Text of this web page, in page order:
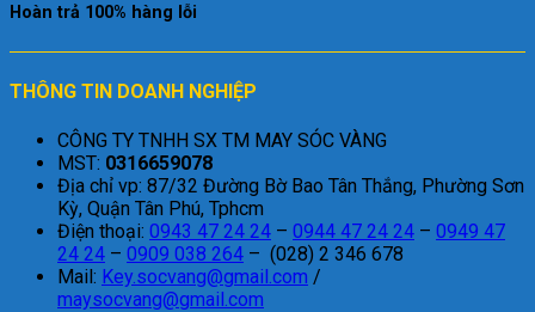
Hoàn trả 100% hàng lỗi
THÔNG TIN DOANH NGHIỆP
CÔNG TY TNHH SX TM MAY SÓC VÀNG
MST: 0316659078
Địa chỉ vp: 87/32 Đường Bờ Bao Tân Thắng, Phường Sơn
Kỳ, Quận Tân Phú, Tphcm
Điện thoại: 0943 47 24 24 – 0944 47 24 24 – 0949 47
24 24 – 0909 038 264 – (028) 2 346 678
Mail: Key.socvang@gmail.com /
maysocvang@gmail.com